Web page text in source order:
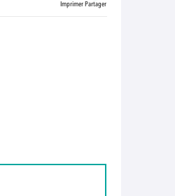
Imprimer Partager